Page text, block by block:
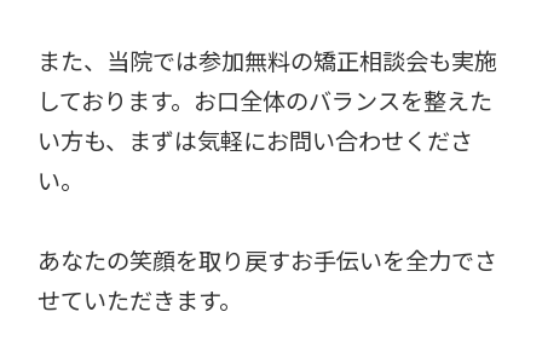
また、当院では参加無料の矯正相談会も実施
しております。お口全体のバランスを整えた
い方も、まずは気軽にお問い合わせくださ
い。
あなたの笑顔を取り戻すお手伝いを全力でさ
せていただきます。